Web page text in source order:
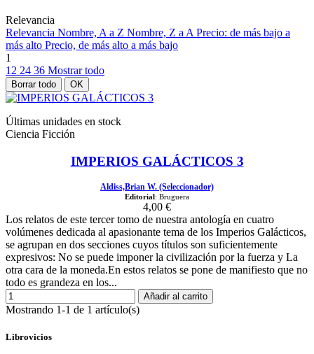
Relevancia
Relevancia Nombre, A a Z Nombre, Z a A Precio: de más bajo a
más alto Precio, de más alto a más bajo
1
12 24 36 Mostrar todo
Borrar todo OK
Últimas unidades en stock
Ciencia Ficción
IMPERIOS GALÁCTICOS 3
Aldiss,Brian W. (Seleccionador)
Editorial : Bruguera
4,00 €
Los relatos de este tercer tomo de nuestra antología en cuatro
volúmenes dedicada al apasionante tema de los Imperios Galácticos,
se agrupan en dos secciones cuyos títulos son suficientemente
expresivos: No se puede imponer la civilización por la fuerza y La
otra cara de la moneda.En estos relatos se pone de manifiesto que no
todo es grandeza en los...
Añadir al carrito
Mostrando 1-1 de 1 artículo(s)
Librovicios